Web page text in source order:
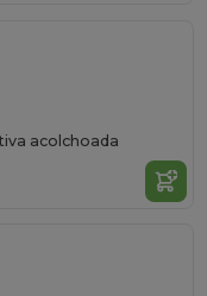
acolchoada